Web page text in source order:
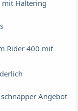
mit Haltering
Rider 400 mit
Angebot